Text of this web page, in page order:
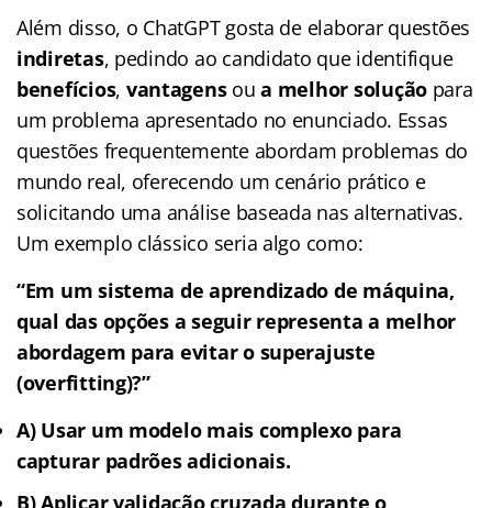
Além disso, o ChatGPT gosta de elaborar questões
indiretas, pedindo ao candidato que identifique
benefícios, vantagensoua melhor soluçãopara
um problema apresentado no enunciado. Essas
questões frequentemente abordam problemas do
mundo real, oferecendo um cenário prático e
solicitando uma análise baseada nas alternativas.
Um exemplo clássico seria algo como:
“Em um sistema de aprendizado de máquina,
qual das opções a seguir representa a melhor
abordagem para evitar o superajuste
(overfitting)?”
A) Usar um modelo mais complexo para
capturar padrões adicionais.
B) Aplicar validação cruzada durante o